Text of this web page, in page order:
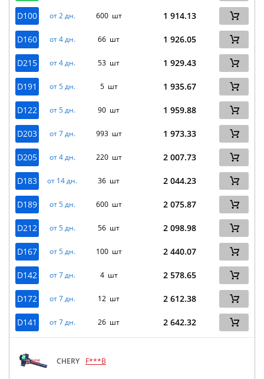
D100 от 2 дн. 600 шт 1 914.13
D160 от 4 дн. 66 шт 1 926.05
D215 от 4 дн. 53 шт 1 929.43
D191 от 5 дн. 5 шт 1 935.67
D122 от 5 дн. 90 шт 1 959.88
D203 от 7 дн. 993 шт 1 973.33
D205 от 4 дн. 220 шт 2 007.73
D183 от 14 дн. 36 шт 2 044.23
D189 от 5 дн. 600 шт 2 075.87
D212 от 5 дн. 56 шт 2 098.98
D167 от 5 дн. 100 шт 2 440.07
D142 от 7 дн. 4 шт 2 578.65
D172 от 7 дн. 12 шт 2 612.38
D141 от 7 дн. 26 шт 2 642.32
CHERY F***B